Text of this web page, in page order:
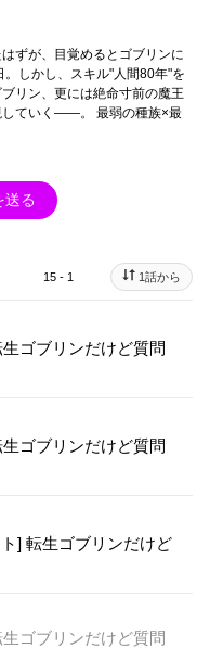
ずが、目覚めるとゴブリンに
しかし、スキル"人間80年"を
リン、更には絶命寸前の魔王
していく――。 最弱の種族×最
送る
15 - 1 1話から
ゴブリンだけど質問
ゴブリンだけど質問
] 転生ゴブリンだけど
ゴブリンだけど質問